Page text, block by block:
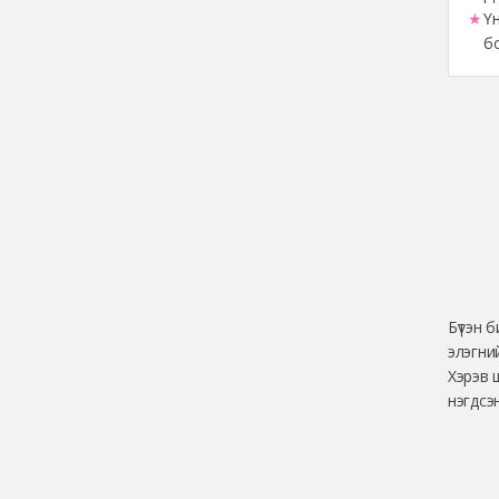
Бүтэн
Хэрэв